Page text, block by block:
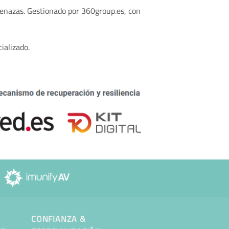
Gestionado por 360group.es, con
CONFIANZA &